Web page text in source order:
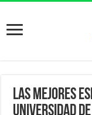
Las mejores
Universidad